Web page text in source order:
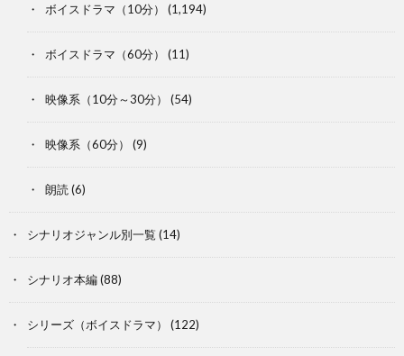
ボイスドラマ（10分） (1,194)
ボイスドラマ（60分） (11)
映像系（10分～30分） (54)
映像系（60分） (9)
朗読 (6)
シナリオジャンル別一覧 (14)
シナリオ本編(88)
シリーズ（ボイスドラマ） (122)